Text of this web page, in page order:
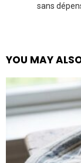
sans
YOU MAY